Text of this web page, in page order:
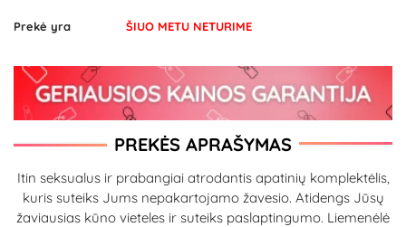
Prekė yra ŠIUO METU NETURIME
PREKĖS APRAŠYMAS
Itin seksualus ir prabangiai atrodantis apatinių komplektėlis,
kuris suteiks Jums nepakartojamo žavesio. Atidengs Jūsų
žaviausias kūno vieteles ir suteiks paslaptingumo. Liemenėlė